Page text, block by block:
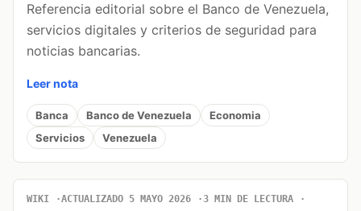
Referencia editorial sobre el Banco de Venezuela,
servicios digitales y criterios de seguridad para
noticias bancarias.
Leer nota
Banca Banco de Venezuela
Economia
Servicios
Venezuela
WIKI ACTUALIZADO 5 MAYO 2026 3 MIN DE LECTURA